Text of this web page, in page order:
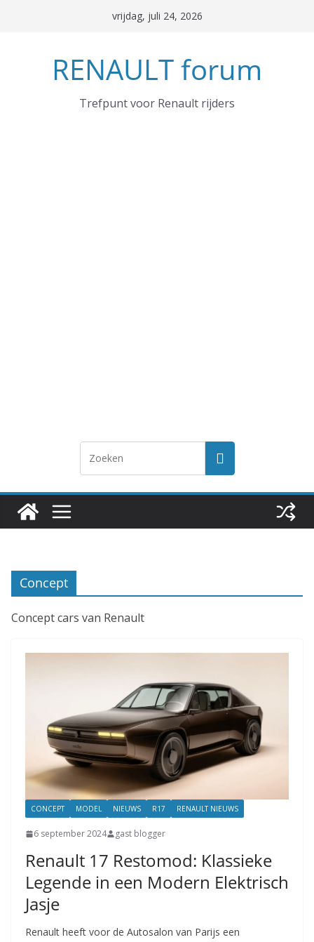
vrijdag, juli 24, 2026
RENAULT forum
Trefpunt voor Renault rijders
Concept
Concept cars van Renault
CONCEPT MODEL NIEUWS R17 RENAULT NIEUWS
6 september 2024 gast blogger
Renault 17 Restomod: Klassieke
Legende in een Modern Elektrisch
Jasje
Renault heeft voor de Autosalon van Parijs een